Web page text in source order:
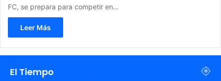
FC, se prepara para competir en…
Leer Más
El Tiempo